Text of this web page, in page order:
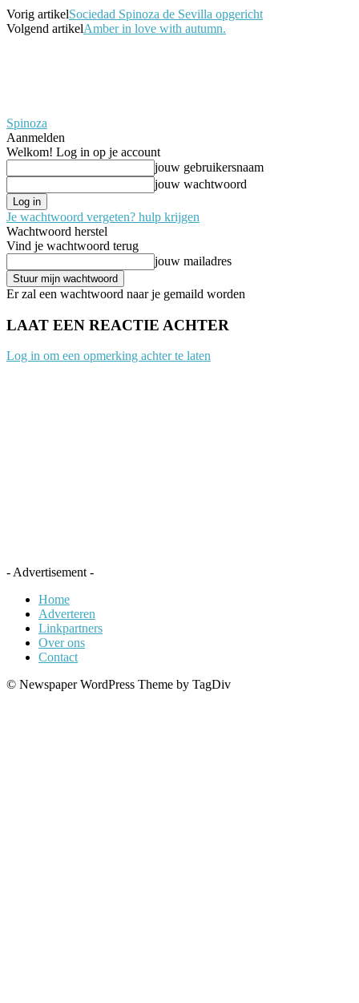
Vorig artikelSociedad Spinoza de Sevilla opgericht
Volgend artikelAmber in love with autumn.
Spinoza
Aanmelden
Welkom! Log in op je account
jouw gebruikersnaam
jouw wachtwoord
Je wachtwoord vergeten? hulp krijgen
Wachtwoord herstel
Vind je wachtwoord terug
jouw mailadres
Er zal een wachtwoord naar je gemaild worden
LAAT EEN REACTIE ACHTER
Log in om een opmerking achter te laten
- Advertisement -
Home
Adverteren
Linkpartners
Over ons
Contact
© Newspaper WordPress Theme by TagDiv